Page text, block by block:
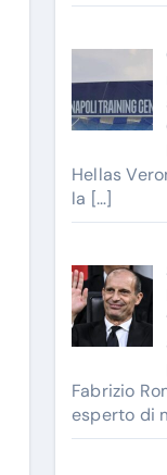
Hellas
la […]
Fabrizio
esperto di